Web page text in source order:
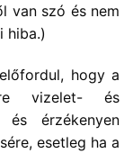
van szó és nem
hiba.)
hogy a
vizelet- és
és érzékenyen
esetleg ha a